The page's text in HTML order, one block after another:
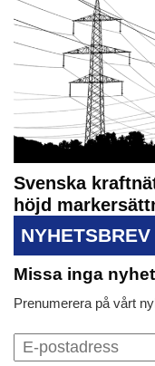
Svenska
höjd
NYHETSBREV
Missa inga
Prenumerera på vårt